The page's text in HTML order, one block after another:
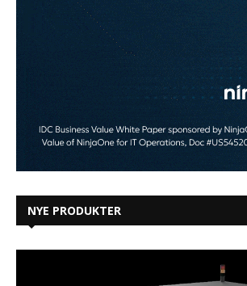
NYE PRODUKTER